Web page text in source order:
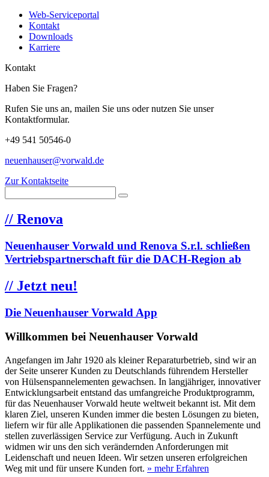
Web-Serviceportal
Kontakt
Downloads
Karriere
Kontakt
Haben Sie Fragen?
Rufen Sie uns an, mailen Sie uns oder nutzen Sie unser
Kontaktformular.
+49 541 50546-0
neuenhauser@vorwald.de
Zur Kontaktseite
// Renova
Neuenhauser Vorwald und Renova S.r.l. schließen
Vertriebspartnerschaft für die DACH-Region ab
// Jetzt neu!
Die Neuenhauser Vorwald App
Willkommen bei Neuenhauser Vorwald
Angefangen im Jahr 1920 als kleiner Reparaturbetrieb, sind wir an
der Seite unserer Kunden zu Deutschlands führendem Hersteller
von Hülsenspannelementen gewachsen. In langjähriger, innovativer
Entwicklungsarbeit entstand das umfangreiche Produktprogramm,
für das Neuenhauser Vorwald heute weltweit bekannt ist. Mit dem
klaren Ziel, unseren Kunden immer die besten Lösungen zu bieten,
liefern wir für alle Applikationen die passenden Spannelemente und
stellen zuverlässigen Service zur Verfügung. Auch in Zukunft
widmen wir uns den sich verändernden Anforderungen mit
Leidenschaft und neuen Ideen. Wir setzen unseren erfolgreichen
Weg mit und für unsere Kunden fort. » mehr Erfahren